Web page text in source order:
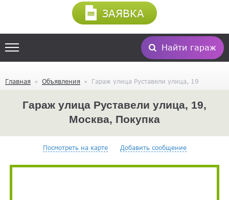
Найти гараж
ЗАЯВКА
Главная Объявления Гараж улица Руставели улица, 19
Гараж улица Руставели улица, 19,
Москва, Покупка
Посмотреть на карте Добавить сообщение